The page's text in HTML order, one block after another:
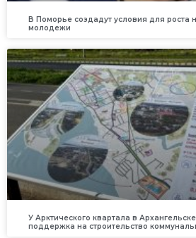
В Поморье создадут условия для роста
молодежи
У Арктического квартала в
поддержка на строительство